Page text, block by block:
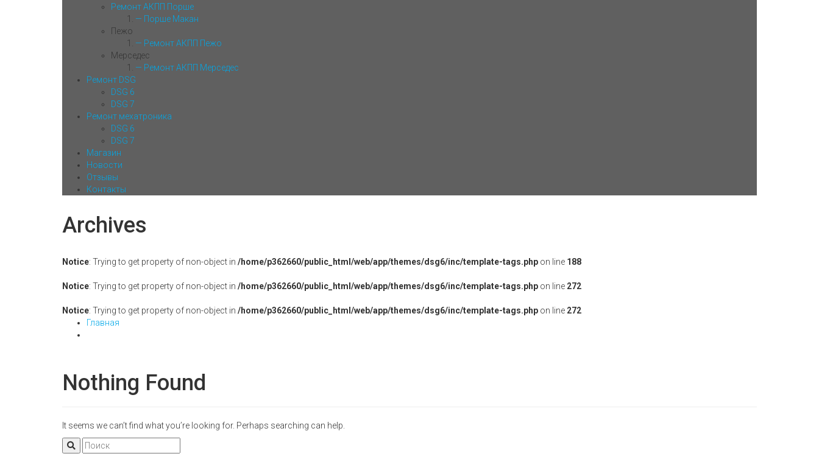
Ремонт АКПП Порше
— Порше Макан
Пежо
— Ремонт АКПП Пежо
Мерседес
— Ремонт АКПП Мерседес
Ремонт DSG
DSG 6
DSG 7
Ремонт мехатроника
DSG 6
DSG 7
Магазин
Новости
Отзывы
Контакты
Archives
Notice: Trying to get property of non-object in /home/p362660/public_html/web/app/themes/dsg6/inc/template-tags.php on line 188
Notice: Trying to get property of non-object in /home/p362660/public_html/web/app/themes/dsg6/inc/template-tags.php on line 272
Notice: Trying to get property of non-object in /home/p362660/public_html/web/app/themes/dsg6/inc/template-tags.php on line 272
Главная
Nothing Found
It seems we can’t find what you’re looking for. Perhaps searching can help.